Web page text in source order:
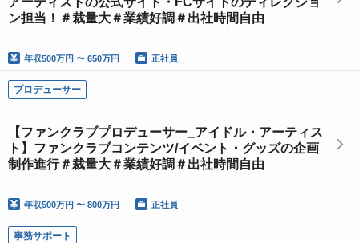
ン担当！＃裁量大＃業績好調＃出社時間自由
年収500万円 〜 650万円 正社員
プロデューサー
【ファンクラブプロデューサー_アイドル・アーティス
ト】ファンクラブコンテンツ/イベント・グッズの企画
制作進行＃裁量大＃業績好調＃出社時間自由
年収500万円 〜 800万円 正社員
事務サポート